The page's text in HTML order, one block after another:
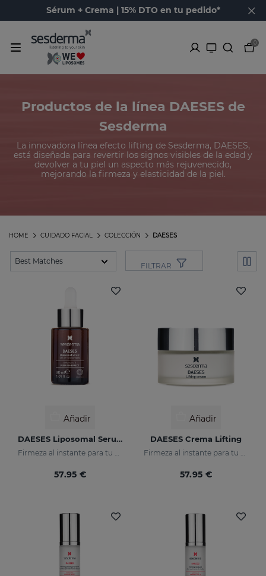
Sérum + Crema | 15% DTO en tu pedido*
0
Productos de la línea DAESES de
Sesderma
La innovadora línea efecto lifting de Sesderma, DAESES,
está diseñada para revertir los signos visibles de la edad y
devolver a tu piel un aspecto más rejuvenecido,
mejorando la firmeza y elasticidad de la piel.
DAESES
COLECCIÓN
CUIDADO FACIAL
HOME
FILTRAR
Añadir
DAESES Liposomal Serum
Firmeza al instante para tu piel
57.95 €
Añadir
DAESES Crema Lifting
Firmeza al instante para tu piel
57.95 €